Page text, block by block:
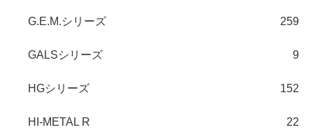
G.E.M.シリーズ 259
GALSシリーズ 9
HGシリーズ 152
HI-METAL R 22